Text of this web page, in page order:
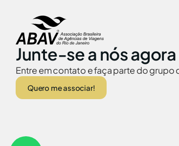
Junte-se a nós
Entre em contato e faça parte do grupo
Quero me associar!